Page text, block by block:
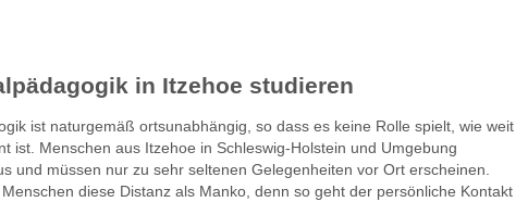
in Itzehoe studieren
ist naturgemäß ortsunabhängig, so dass es keine Rolle spielt, wie weit
ist. Menschen aus Itzehoe in Schleswig-Holstein und Umgebung
und müssen nur zu sehr seltenen Gelegenheiten vor Ort erscheinen.
diese Distanz als Manko, denn so geht der persönliche Kontakt